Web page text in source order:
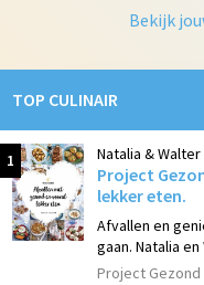
Bekijk
Fictie
TOP CULINAIR
1 Natalia & Walter
Project
lekker eten.
Afvallen en
gaan. Natalia
Project Gezond